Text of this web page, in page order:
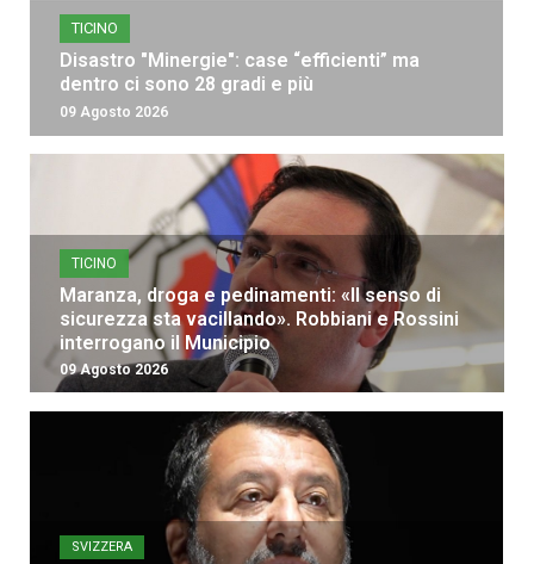
TICINO
Disastro "Minergie": case “efficienti” ma
dentro ci sono 28 gradi e più
09 Agosto 2026
TICINO
Maranza, droga e pedinamenti: «Il senso di
sicurezza sta vacillando». Robbiani e Rossini
interrogano il Municipio
09 Agosto 2026
SVIZZERA